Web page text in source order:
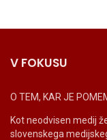
V FOKUSU
O TEM, KAR JE
Kot neodvisen medij
slovenskega